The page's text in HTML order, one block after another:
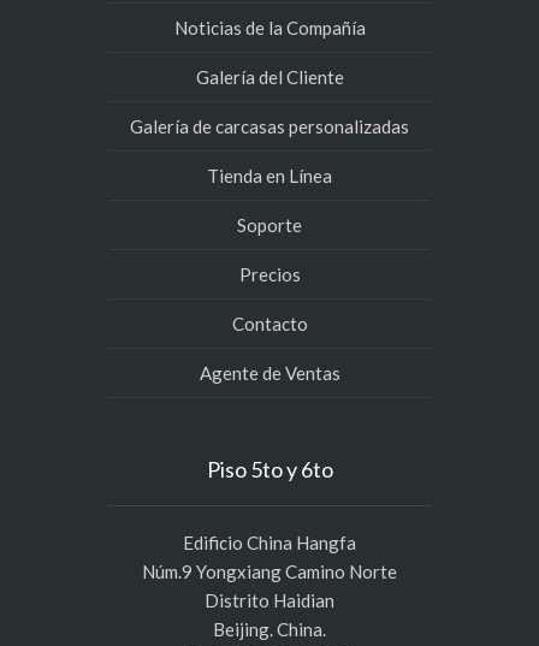
Noticias de la Compañía
Galería del Cliente
Galería de carcasas personalizadas
Tienda en Línea
Soporte
Precios
Contacto
Agente de Ventas
Piso 5to y 6to
Edificio China Hangfa
Núm.9 Yongxiang Camino Norte
Distrito Haidian
Beijing. China.